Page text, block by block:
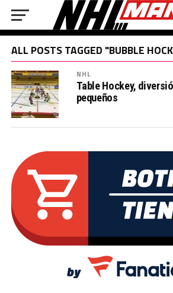
ALL POSTS TAGGED "BUBBLE
NHL
Table Hockey,
pequeños